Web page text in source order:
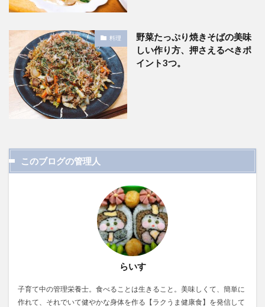
料理
野菜たっぷり焼きそばの美味
しい作り方、押さえるべきポ
イント3つ。
このブログの管理人
らいす
子育て中の管理栄養士。食べることは生きること。美味しくて、簡単に
作れて、それでいて健やかな身体を作る【ラクうま健康食】を発信して